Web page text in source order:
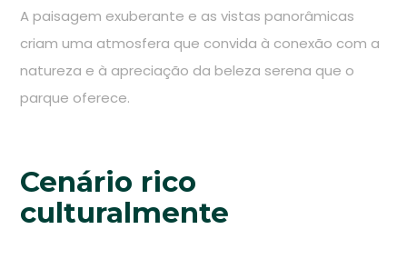
A paisagem exuberante e as vistas panorâmicas
criam uma atmosfera que convida à conexão com a
natureza e à apreciação da beleza serena que o
parque oferece.
Cenário rico
culturalmente